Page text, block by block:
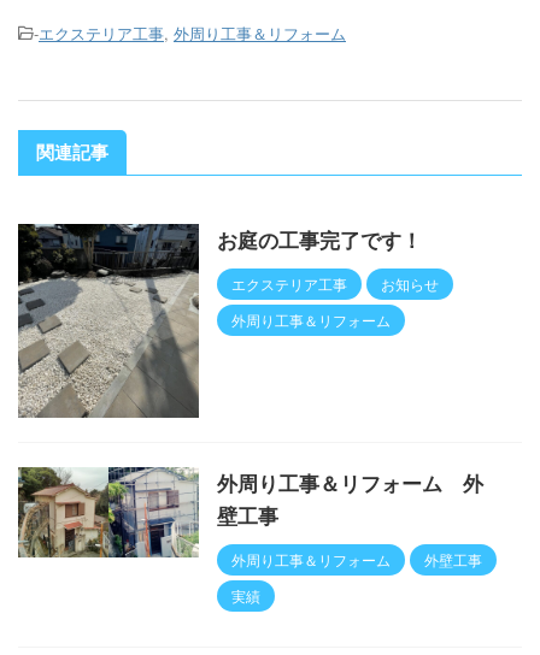
-エクステリア工事, 外周り工事＆リフォーム
関連記事
お庭の工事完了です！
エクステリア工事
お知らせ
外周り工事＆リフォーム
外周り工事＆リフォーム 外
壁工事
外周り工事＆リフォーム
外壁工事
実績